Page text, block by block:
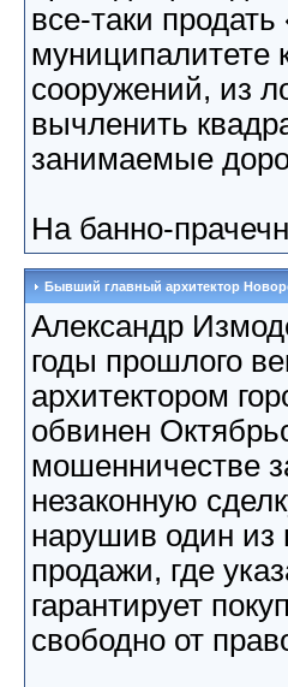
все-таки
муниципалитете
сооружений, из
вычленить
занимаемые
На банно-
Бывший главный архитектор
Александр
годы прошлого
архитектором
обвинен
мошенничестве
незаконную
нарушив один из
продажи, где
гарантирует
свободно от